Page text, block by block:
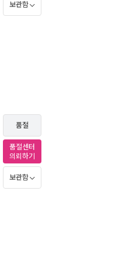
보관함
품절
품절센터
의뢰하기
보관함